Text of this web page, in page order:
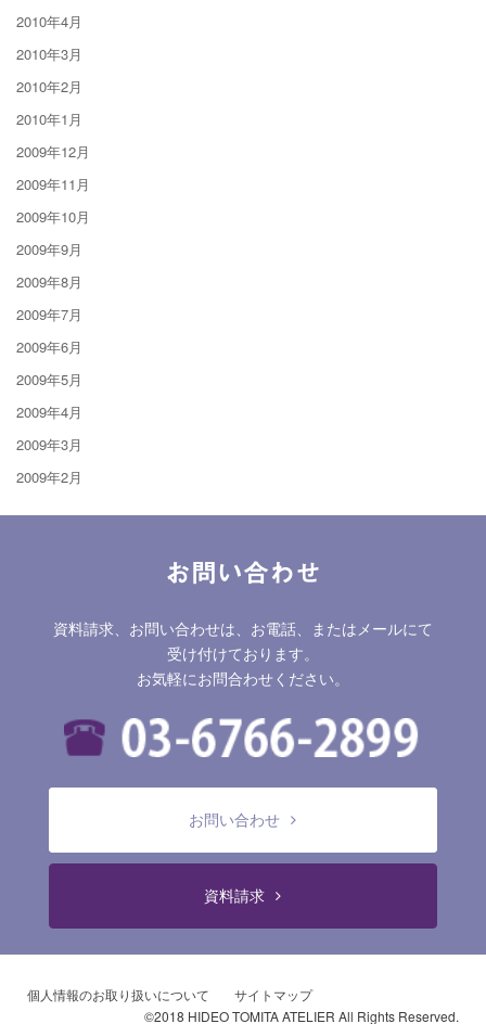
2010年4月
2010年3月
2010年2月
2010年1月
2009年12月
2009年11月
2009年10月
2009年9月
2009年8月
2009年7月
2009年6月
2009年5月
2009年4月
2009年3月
2009年2月
お問い合わせ
資料請求、お問い合わせは、お電話、またはメールにて
受け付けております。
お気軽にお問合わせください。
お問い合わせ
資料請求
個人情報のお取り扱いについて
サイトマップ
©2018 HIDEO TOMITA ATELIER All Rights Reserved.